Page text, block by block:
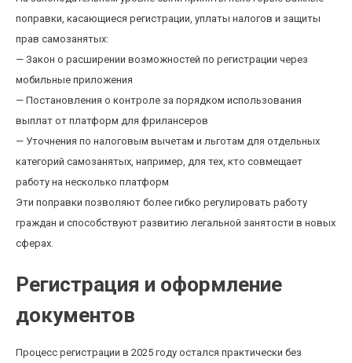
поправки, касающиеся регистрации, уплаты налогов и защиты
прав самозанятых:
— Закон о расширении возможностей по регистрации через
мобильные приложения
— Постановления о контроле за порядком использования
выплат от платформ для фрилансеров
— Уточнения по налоговым вычетам и льготам для отдельных
категорий самозанятых, например, для тех, кто совмещает
работу на несколько платформ
Эти поправки позволяют более гибко регулировать работу
граждан и способствуют развитию легальной занятости в новых
сферах.
Регистрация и оформление
документов
Процесс регистрации в 2025 году остался практически без